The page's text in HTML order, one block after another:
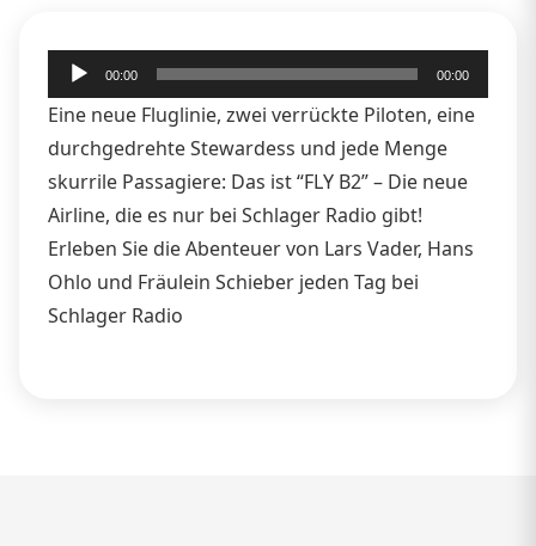
Audio-
Player
00:00 00:00
Eine neue Fluglinie, zwei verrückte Piloten, eine
durchgedrehte Stewardess und jede Menge
skurrile Passagiere: Das ist “FLY B2” – Die neue
Airline, die es nur bei Schlager Radio gibt!
Erleben Sie die Abenteuer von Lars Vader, Hans
Ohlo und Fräulein Schieber jeden Tag bei
Schlager Radio